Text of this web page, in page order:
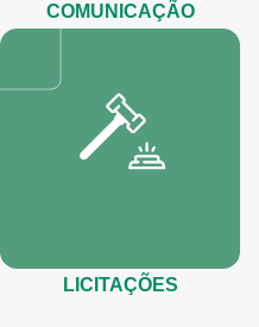
COMUNICAÇÃO
LICITAÇÕES